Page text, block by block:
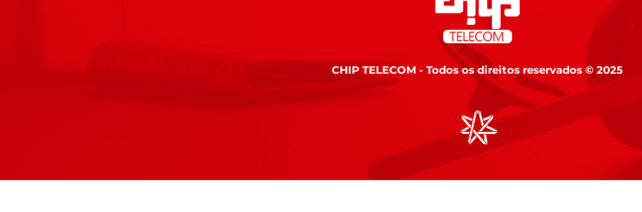
CHIP TELECOM - Todos os direitos reservados © 2025